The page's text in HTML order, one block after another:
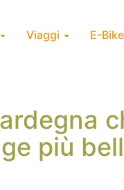
Viaggi E-Bike
più